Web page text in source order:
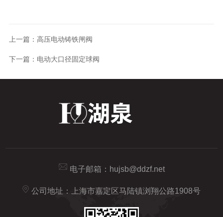
上一篇： 高压电动铸铁闸阀
下一篇： 电动大口径固定球阀
电子邮箱： hujsb@ddzf.net
公司地址：上海市嘉定区马陆镇浏翔公路1908号